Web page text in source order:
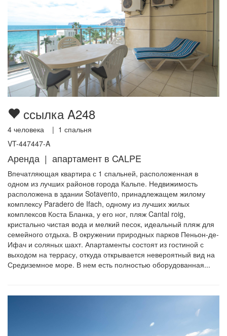
ссылка A248
4 человека | 1 спальня
VT-447447-A
Аренда | апартамент в CALPE
Впечатляющая квартира с 1 спальней, расположенная в
одном из лучших районов города Кальпе. Недвижимость
расположена в здании Sotavento, принадлежащем жилому
комплексу Paradero de Ifach, одному из лучших жилых
комплексов Коста Бланка, у его ног, пляж Cantal roig,
кристально чистая вода и мелкий песок, идеальный пляж для
семейного отдыха. В окружении природных парков Пеньон-де-
Ифач и соляных шахт. Апартаменты состоят из гостиной с
выходом на террасу, откуда открывается невероятный вид на
Средиземное море. В нем есть полностью оборудованная...